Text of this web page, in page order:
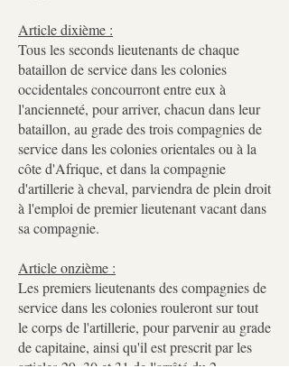
Article dixième :
Tous les seconds lieutenants de chaque
bataillon de service dans les colonies
occidentales concourront entre eux à
l'ancienneté, pour arriver, chacun dans leur
bataillon, au grade des trois compagnies de
service dans les colonies orientales ou à la
côte d'Afrique, et dans la compagnie
d'artillerie à cheval, parviendra de plein droit
à l'emploi de premier lieutenant vacant dans
sa compagnie.
Article onzième :
Les premiers lieutenants des compagnies de
service dans les colonies rouleront sur tout
le corps de l'artillerie, pour parvenir au grade
de capitaine, ainsi qu'il est prescrit par les
articles 29, 30 et 31 de l'arrêté du 2